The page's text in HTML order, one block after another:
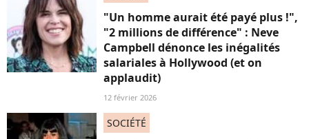
"Un homme aurait été payé plus !",
"2 millions de différence" : Neve
Campbell dénonce les inégalités
salariales à Hollywood (et on
applaudit)
12 février 2026
SOCIÉTÉ